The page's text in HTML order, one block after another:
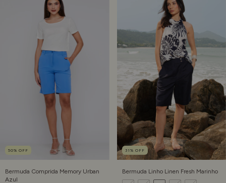
50% OFF
Bermuda Comprida Memory Urban
Azul
31 % OFF
Bermuda Linho Linen Fresh Marinho